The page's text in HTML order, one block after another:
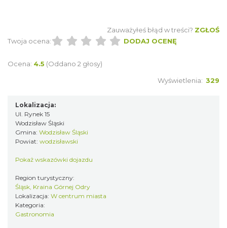
Zauważyłeś błąd w treści? ZGŁOŚ
Twoja ocena:
DODAJ OCENĘ
Ocena: 4.5 (Oddano 2 głosy)
Wyświetlenia: 329
Lokalizacja:
Ul. Rynek 15
Wodzisław Śląski
Gmina: Wodzisław Śląski
Powiat: wodzisławski
Pokaż wskazówki dojazdu
Region turystyczny:
Śląsk, Kraina Górnej Odry
Lokalizacja: W centrum miasta
Kategoria:
Gastronomia